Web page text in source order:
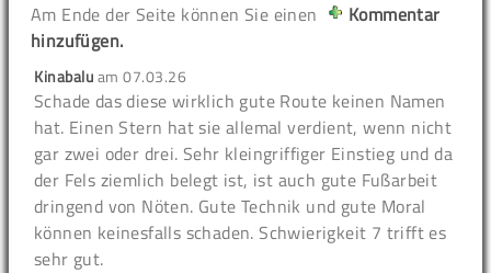
Am Ende der Seite können Sie einen
Kommentar
hinzufügen.
Kinabaluam07.03.26
Schade das diese wirklich gute Route keinen Namen
hat. Einen Stern hat sie allemal verdient, wenn nicht
gar zwei oder drei. Sehr kleingriffiger Einstieg und da
der Fels ziemlich belegt ist, ist auch gute Fußarbeit
dringend von Nöten. Gute Technik und gute Moral
können keinesfalls schaden. Schwierigkeit 7 trifft es
sehr gut.